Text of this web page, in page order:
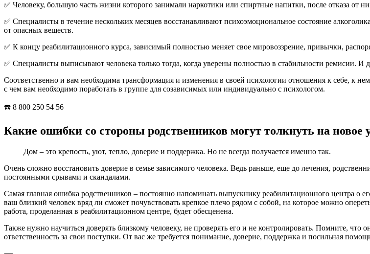
✅ Человеку, большую часть жизни которого занимали наркотики или спиртные напитки, после отказа от
✅ Специалисты в течение нескольких месяцев восстанавливают психоэмоциональное состояние
от опасных веществ.
✅ К концу реабилитационного курса, зависимый полностью меняет свое мировоззрение, привычки,
✅ Специалисты выписывают человека только тогда, когда уверены полностью в стабильности ремисии. И
Соответственно и вам необходима трансформация и изменения в своей психологии отношения к себе, к
с чем вам необходимо поработать в группе для созависимых или индивидуально с психологом.
☎️ 8 800 250 54 56
Какие ошибки со стороны родственников могут толкнуть на новое
Дом – это крепость, уют, тепло, доверие и поддержка. Но не всегда получается именно так.
Очень сложно восстановить доверие в семье зависимого человека. Ведь раньше, еще до лечения,
постоянными срывами и скандалами.
Самая главная ошибка родственников – постоянно напоминать выпускнику реабилитационного центра о
ваш близкий человек вряд ли сможет почувствовать крепкое плечо рядом с собой, на которое можно
работа, проделанная в реабилитационном центре, будет обесценена.
Также нужно научиться доверять близкому человеку, не проверять его и не контролировать. Помните, что
ответственность за свои поступки. От вас же требуется понимание, доверие, поддержка и посильная